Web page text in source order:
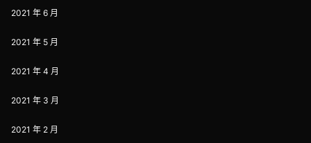
2021 年 6 月
2021 年 5 月
2021 年 4 月
2021 年 3 月
2021 年 2 月